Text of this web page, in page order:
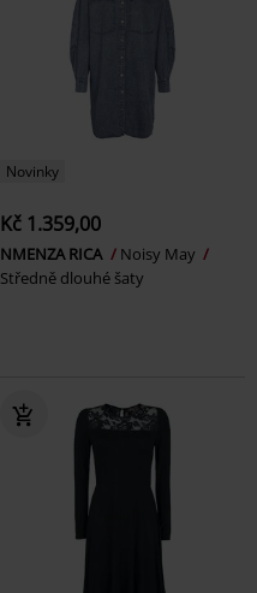
Novinky
Kč 1.359,00
NMENZA RICA
Noisy May
Středně dlouhé šaty